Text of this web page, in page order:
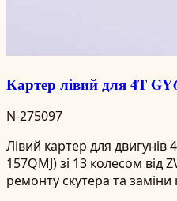
Картер лівий для 4T
N-275097
Лівий картер для двигунів
157QMJ) зі 13 колесом від
ремонту скутера та заміни